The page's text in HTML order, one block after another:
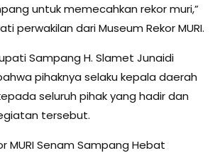
untuk memecahkan rekor muri,”
perwakilan dari Museum Rekor MURI.
Sampang H. Slamet Junaidi
pihaknya selaku kepala daerah
seluruh pihak yang hadir dan
tersebut.
MURI Senam Sampang Hebat